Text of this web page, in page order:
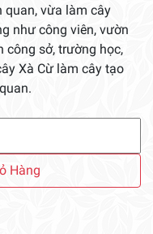
quan, vừa làm cây
như công viên, vườn
công sở, trường học,
Xà Cừ làm cây tạo
Hàng